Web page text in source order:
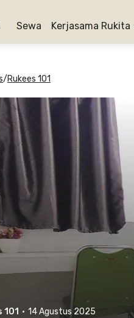
Sewa Kerjasama Rukita
/Rukees 101
101 · 14 Agustus 2025